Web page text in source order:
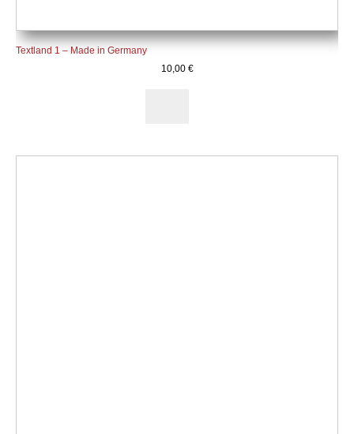
Textland 1 – Made in Germany
10,00 €